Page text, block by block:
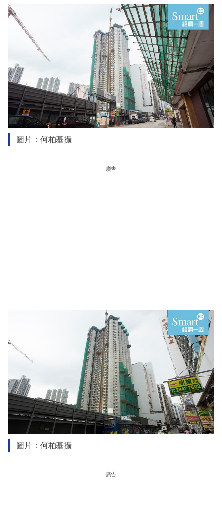
圖片：何柏基攝
廣告
圖片：何柏基攝
廣告